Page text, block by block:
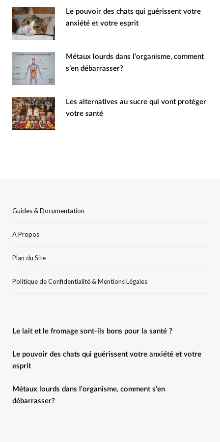
Le pouvoir des chats qui guérissent votre
anxiété et votre esprit
Métaux lourds dans l’organisme, comment
s’en débarrasser?
Les alternatives au sucre qui vont protéger
votre santé
Guides & Documentation
A Propos
Plan du Site
Politique de Confidentialité & Mentions Légales
Le lait et le fromage sont-ils bons pour la santé ?
Le pouvoir des chats qui guérissent votre anxiété et votre
esprit
Métaux lourds dans l’organisme, comment s’en
débarrasser?